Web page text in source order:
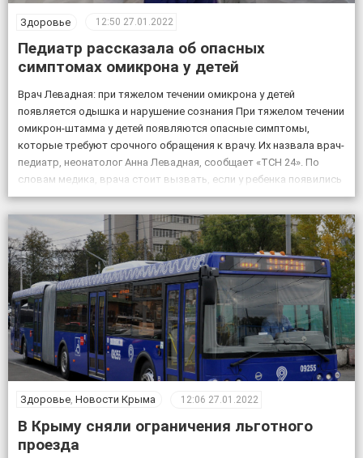
Здоровье 12:50 27.01.2022
Педиатр рассказала об опасных
симптомах омикрона у детей
Врач Левадная: при тяжелом течении омикрона у детей
появляется одышка и нарушение сознания При тяжелом течении
омикрон-штамма у детей появляются опасные симптомы,
которые требуют срочного обращения к врачу. Их назвала врач-
педиатр, неонатолог Анна Левадная, сообщает «ТСН 24». По
словам медика, врача стоит вызвать, если у ребенка появились
признаки дыхательной и сердечной недостаточности. К ним
относятся […]
Здоровье, Новости Крыма 12:06 27.01.2022
В Крыму сняли ограничения льготного
проезда